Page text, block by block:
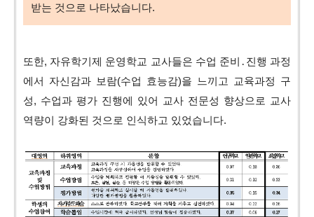
받는 것으로 나타났습니다.
또한, 자유학기제 운영학교 교사들은 수업 준비․진행 과정
에서 자신감과 보람(수업 효능감)을 느끼고 교육과정 구
성, 수업과 평가 진행에 있어 교사 전문성 향상으로 교사
역량이 강화된 것으로 인식하고 있었습니다.